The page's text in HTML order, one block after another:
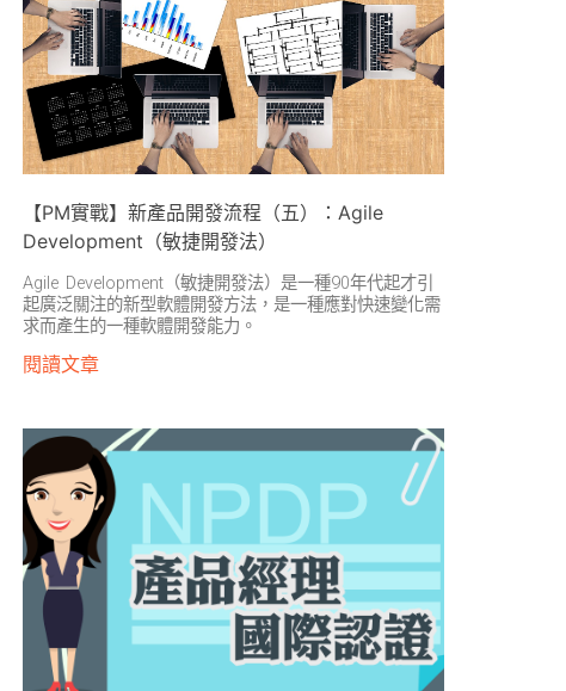
【PM實戰】新產品開發流程（五）：Agile
Development（敏捷開發法）
Agile Development（敏捷開發法）是一種90年代起才引
起廣泛關注的新型軟體開發方法，是一種應對快速變化需
求而產生的一種軟體開發能力。
閱讀文章